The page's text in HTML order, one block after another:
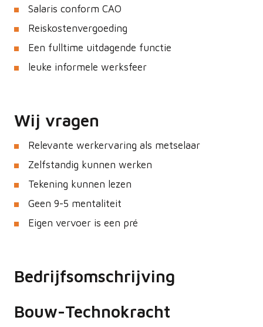
Salaris conform CAO
Reiskostenvergoeding
Een fulltime uitdagende functie
leuke informele werksfeer
Wij vragen
Relevante werkervaring als metselaar
Zelfstandig kunnen werken
Tekening kunnen lezen
Geen 9-5 mentaliteit
Eigen vervoer is een pré
Bedrijfsomschrijving
Bouw-Technokracht